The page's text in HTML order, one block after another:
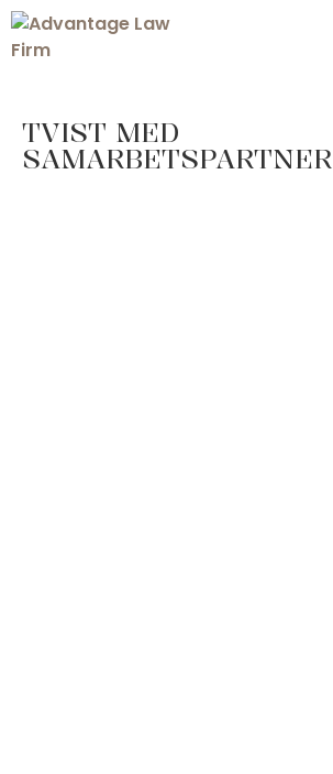
TVIST MED
SAMARBETSPARTNER